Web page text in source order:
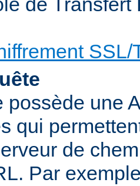
SSL/
possède une
qui
de
Par